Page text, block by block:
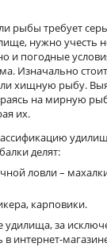
рыбы требует
нужно учесть
и погодные
Изначально
хищную рыбу.
на мирную
их.
делят:
ловли –
карповики.
за
интернет-